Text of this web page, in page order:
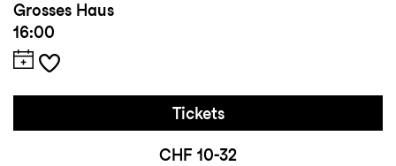
Grosses Haus
16:00
Tickets
CHF 10-32